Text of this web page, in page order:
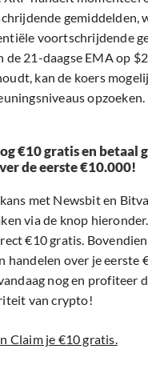
gemiddelden,
voortschrijdende
de 21-daagse EMA op
kan de koers
opzoeken.
€10 gratis en betaal
de eerste €10.000!
met Newsbit en
via de knop
€10 gratis.
handelen over je eerste
nog en profiteer
van crypto!
Claim je €10 gratis.